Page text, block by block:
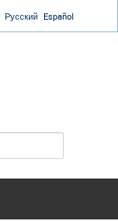
Русский Español